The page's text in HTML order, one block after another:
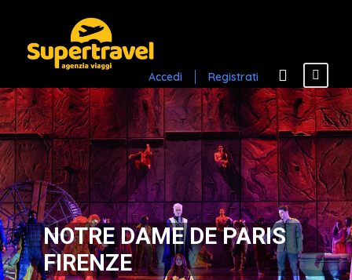
Accedi Registrati
NOTRE DAME DE PARIS
FIRENZE